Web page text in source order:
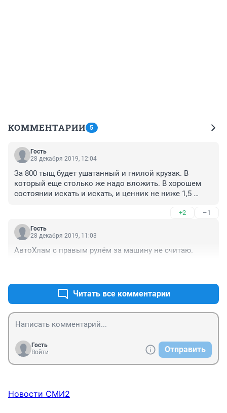
КОММЕНТАРИИ 5
Гость
28 декабря 2019, 12:04
За 800 тыщ будет ушатанный и гнилой крузак. В
который еще столько же надо вложить. В хорошем
состоянии искать и искать, и ценник не ниже 1,5
+2 –1
Гость
28 декабря 2019, 11:03
АвтоХлам с правым рулём за машину не считаю.
Читать все комментарии
Гость
Войти
Отправить
Новости СМИ2